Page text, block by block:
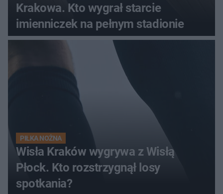
Krakowa. Kto wygrał starcie
imienniczek na pełnym stadionie
PIŁKA NOŻNA
Wisła Kraków wygrywa z Wisłą
Płock. Kto rozstrzygnął losy
spotkania?